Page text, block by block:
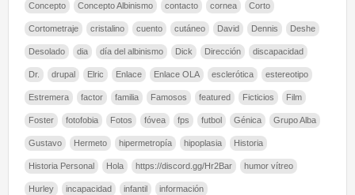
Concepto Concepto Albinismo contacto cornea Corto
Cortometraje cristalino cuento cutáneo David Dennis Deshe
Desolado dia día del albinismo Dick Dirección discapacidad
Dr. drupal Elric Enlace Enlace OLA esclerótica estereotipo
Estremera factor familia Famosos featured Ficticios Film
Foster fotofobia Fotos fóvea fps futbol Génica Grupo Alba
Gustavo Hermeto hipermetropía hipoplasia Historia
Historia Personal Hola https://discord.gg/Hr2Bar humor vítreo
Hurley incapacidad infantil información